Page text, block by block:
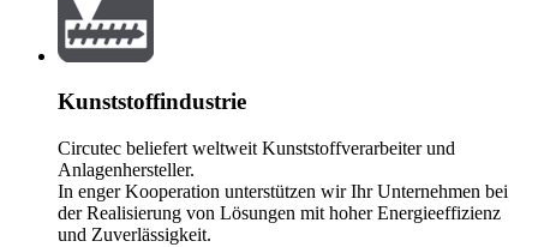
Kunststoffindustrie
Circutec beliefert weltweit Kunststoffverarbeiter und
Anlagenhersteller.
In enger Kooperation unterstützen wir Ihr Unternehmen bei
der Realisierung von Lösungen mit hoher Energieeffizienz
und Zuverlässigkeit.